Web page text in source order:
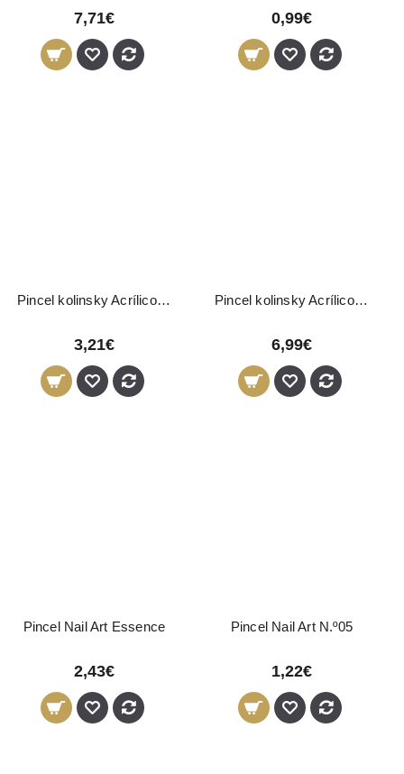
7,71€ 0,99€
Pincel kolinsky Acrílico 03661 Pollié
3,21€
Pincel kolinsky Acrílico 03662 Pollié
6,99€
Pincel Nail Art Essence
2,43€
Pincel Nail Art N.º05
1,22€